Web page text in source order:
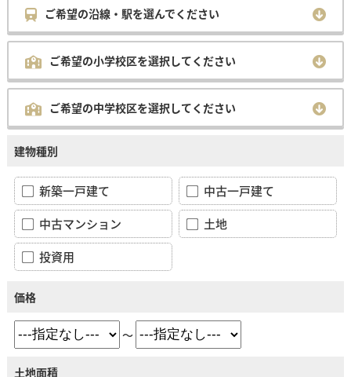
ご希望の沿線・駅を選んでください
ご希望の小学校区を選択してください
ご希望の中学校区を選択してください
建物種別
新築一戸建て
中古一戸建て
中古マンション
土地
投資用
価格
～
土地面積